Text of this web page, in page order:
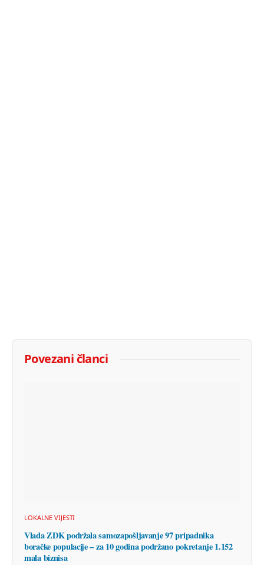
Povezani članci
LOKALNE VIJESTI
Vlada ZDK podržala samozapošljavanje 97 pripadnika
boračke populacije – za 10 godina podržano pokretanje 1.152
mala biznisa